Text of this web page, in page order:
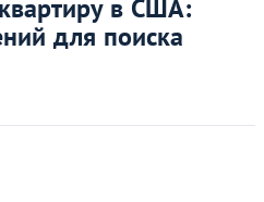
в США:
для поиска